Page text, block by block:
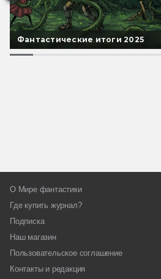
Фантастические итоги 2025
О Мире фантастики
Где купить журнал?
Подписка
Наш магазин
Пользовательское соглашение
Контакты и редакция